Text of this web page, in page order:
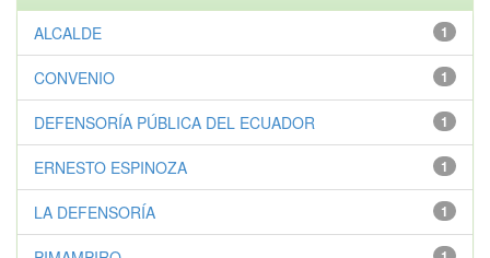
1
ALCALDE
1
CONVENIO
1
DEFENSORÍA PÚBLICA DEL ECUADOR
1
ERNESTO ESPINOZA
1
LA DEFENSORÍA